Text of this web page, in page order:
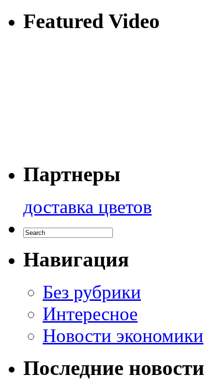
Featured Video
Партнеры
доставка цветов
Навигация
Без рубрики
Интересное
Новости экономики
Последние новости